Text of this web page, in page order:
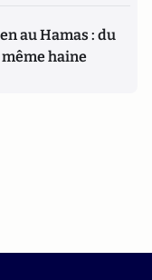
au Hamas : du
même haine